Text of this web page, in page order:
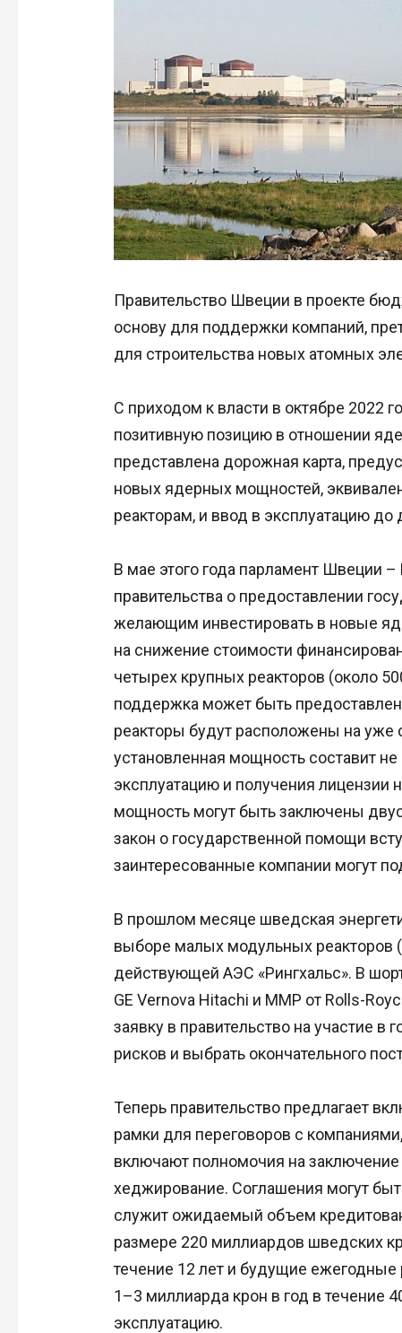
Правительство Швеции в проекте
основу для поддержки компаний,
для строительства новых атомных
С приходом к власти в октябре 2022
позитивную позицию в отношении
представлена дорожная карта,
новых ядерных мощностей,
реакторам, и ввод в эксплуатацию до
В мае этого года парламент Швеции
правительства о предоставлении
желающим инвестировать в новые
на снижение стоимости
четырех крупных реакторов (около
поддержка может быть
реакторы будут расположены на
установленная мощность составит
эксплуатацию и получения лицензии
мощность могут быть заключены
закон о государственной помощи
заинтересованные компании могут
В прошлом месяце шведская
выборе малых модульных
действующей АЭС «Рингхальс». В
GE Vernova Hitachi и ММР от Rolls-
заявку в правительство на участие
рисков и выбрать окончательного
Теперь правительство предлагает
рамки для переговоров с
включают полномочия на
хеджирование. Соглашения могут
служит ожидаемый объем
размере 220 миллиардов шведских
течение 12 лет и будущие
1–3 миллиарда крон в год в течение
эксплуатацию.